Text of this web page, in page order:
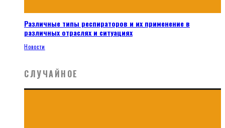
Различные типы респираторов и их применение в
различных отраслях и ситуациях
Новости
СЛУЧАЙНОЕ